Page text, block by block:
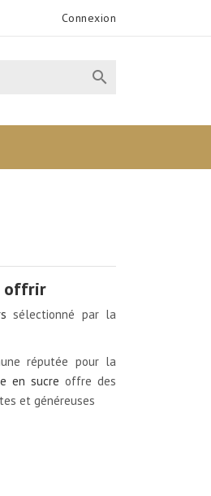
Connexion

offrir
sélectionné par la
réputée pour la
en sucre offre des
et généreuses